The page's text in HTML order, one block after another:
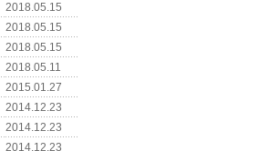
2018.05.15
2018.05.15
2018.05.15
2018.05.11
2015.01.27
2014.12.23
2014.12.23
2014.12.23